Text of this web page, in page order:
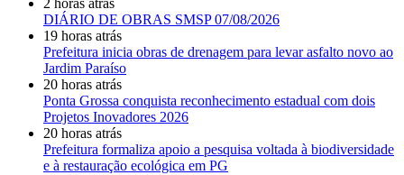
2 horas atrás
DIÁRIO DE OBRAS SMSP 07/08/2026
19 horas atrás
Prefeitura inicia obras de drenagem para levar asfalto novo ao
Jardim Paraíso
20 horas atrás
Ponta Grossa conquista reconhecimento estadual com dois
Projetos Inovadores 2026
20 horas atrás
Prefeitura formaliza apoio a pesquisa voltada à biodiversidade
e à restauração ecológica em PG